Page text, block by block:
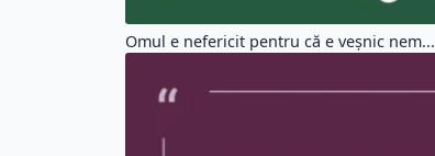
Omul e nefericit pentru că e veşnic nem...